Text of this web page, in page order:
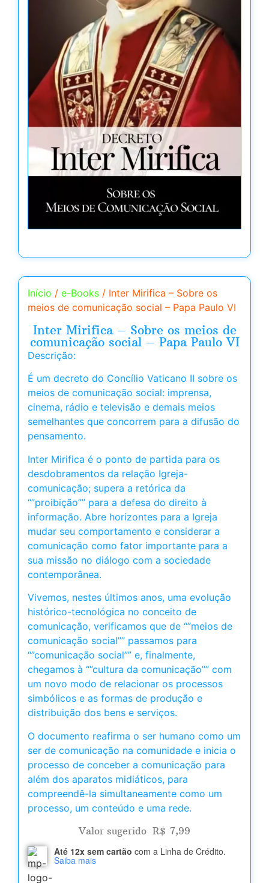
Início / e-Books / Inter Mirifica – Sobre os
meios de comunicação social – Papa Paulo VI
Inter Mirifica – Sobre os meios de
comunicação social – Papa Paulo VI
Descrição:
É um decreto do Concílio Vaticano II sobre os
meios de comunicação social: imprensa,
cinema, rádio e televisão e demais meios
semelhantes que concorrem para a difusão do
pensamento.
Inter Mirifica é o ponto de partida para os
desdobramentos da relação Igreja-
comunicação; supera a retórica da
“”proibição”” para a defesa do direito à
informação. Abre horizontes para a Igreja
mudar seu comportamento e considerar a
comunicação como fator importante para a
sua missão no diálogo com a sociedade
contemporânea.
Vivemos, nestes últimos anos, uma evolução
histórico-tecnológica no conceito de
comunicação, verificamos que de “”meios de
comunicação social”” passamos para
“”comunicação social”” e, finalmente,
chegamos à “”cultura da comunicação”” com
um novo modo de relacionar os processos
simbólicos e as formas de produção e
distribuição dos bens e serviços.
O documento reafirma o ser humano como um
ser de comunicação na comunidade e inicia o
processo de conceber a comunicação para
além dos aparatos midiáticos, para
compreendê-la simultaneamente como um
processo, um conteúdo e uma rede.
Valor sugerido R$ 7,99
Até 12x sem cartão com a Linha de Crédito.
Saiba mais